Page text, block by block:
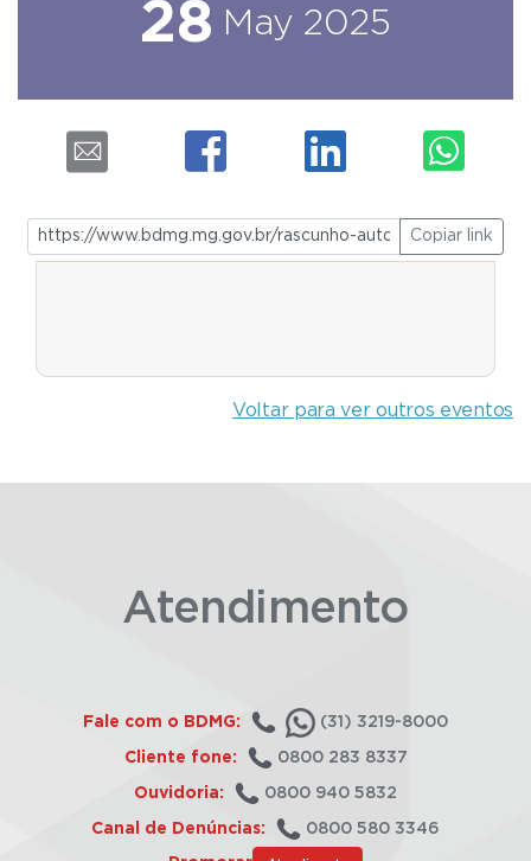
28 May 2025
Copiar link
Voltar para ver outros eventos
Atendimento
Fale com o BDMG: (31) 3219-8000
Cliente fone: 0800 283 8337
Ouvidoria: 0800 940 5832
Canal de Denúncias: 0800 580 3346